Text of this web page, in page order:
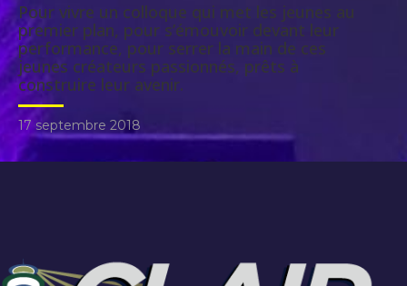
Pour vivre un colloque qui met les jeunes au
premier plan, pour s’émouvoir devant leur
performance, pour serrer la main de ces
jeunes créateurs passionnés, prêts à
construire leur avenir.
17 septembre 2018